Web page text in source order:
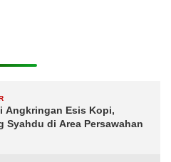
Angkringan Esis Kopi,
Syahdu di Area Persawahan